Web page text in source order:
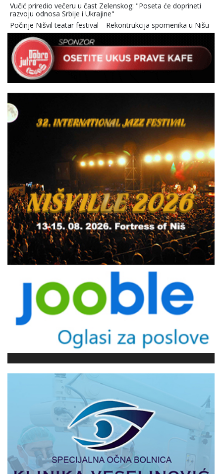
Vučić priredio večeru u čast Zelenskog: "Poseta će doprineti
razvoju odnosa Srbije i Ukrajine"
Počinje Nišvil teatar festival
Rekontrukcija spomenika u Nišu